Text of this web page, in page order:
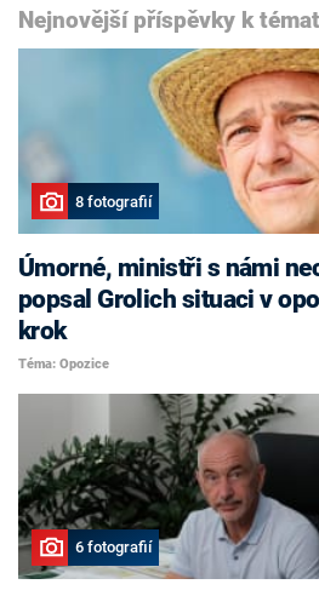
Nejnovější příspěvky k
8 fotografií
Úmorné, ministři s námi
popsal Grolich situaci v
krok
Téma: Opozice
6 fotografií